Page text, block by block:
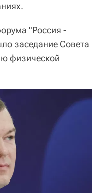
"Россия -
заседание Совета
физической